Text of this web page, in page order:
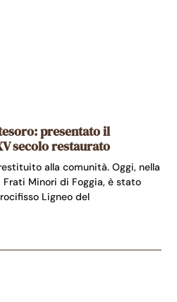
presentato il
secolo restaurato
alla comunità. Oggi, nella
Minori di Foggia, è stato
Ligneo del